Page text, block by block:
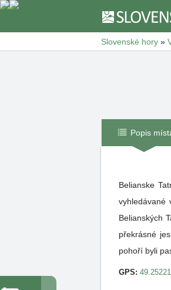
Slovenské hory »
Popis
Belianske
vyhledávané
Belianských
překrásné
pohoří byli
GPS: